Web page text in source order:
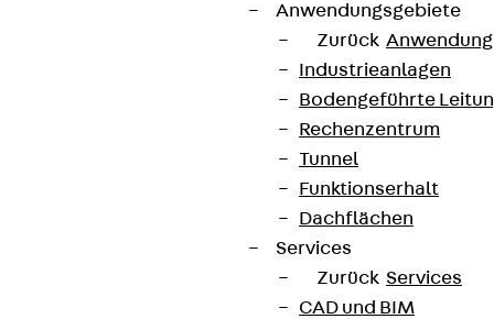
Anwendungsgebiete
Zurück
Industrieanlagen
Bodengeführte
Rechenzentrum
Tunnel
Funktionserhalt
Dachflächen
Services
Zurück Services
CAD und BIM